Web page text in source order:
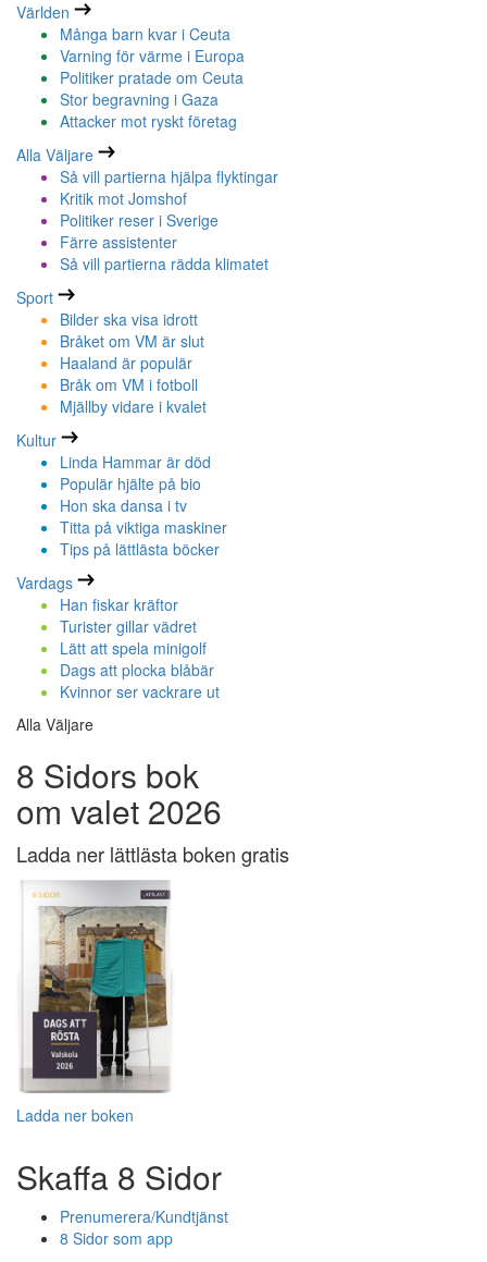
Världen
Många barn kvar i Ceuta
Varning för värme i Europa
Politiker pratade om Ceuta
Stor begravning i Gaza
Attacker mot ryskt företag
Alla Väljare
Så vill partierna hjälpa flyktingar
Kritik mot Jomshof
Politiker reser i Sverige
Färre assistenter
Så vill partierna rädda klimatet
Sport
Bilder ska visa idrott
Bråket om VM är slut
Haaland är populär
Bråk om VM i fotboll
Mjällby vidare i kvalet
Kultur
Linda Hammar är död
Populär hjälte på bio
Hon ska dansa i tv
Titta på viktiga maskiner
Tips på lättlästa böcker
Vardags
Han fiskar kräftor
Turister gillar vädret
Lätt att spela minigolf
Dags att plocka blåbär
Kvinnor ser vackrare ut
Alla Väljare
8 Sidors bok
om valet 2026
Ladda ner lättlästa boken gratis
Ladda ner boken
Skaffa 8 Sidor
Prenumerera/Kundtjänst
8 Sidor som app